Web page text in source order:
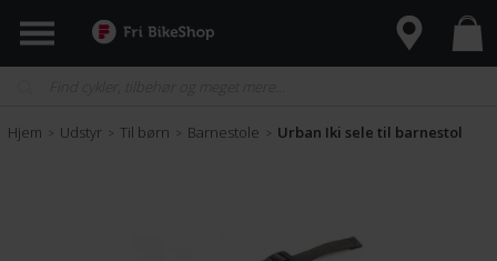
Hjem > Udstyr > Til børn > Barnestole > Urban Iki sele til barnestol